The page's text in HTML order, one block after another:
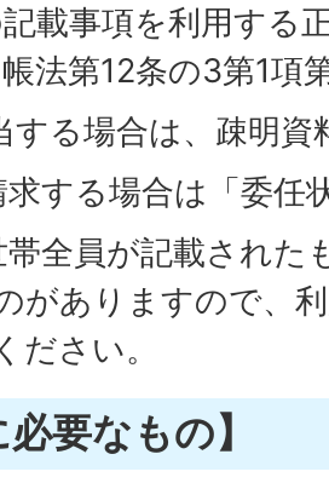
載事項を利用する
法第12条の3第1項
する場合は、疎明資
する場合は「委任
全員が記載された
がありますので、
ださい。
必要なもの】